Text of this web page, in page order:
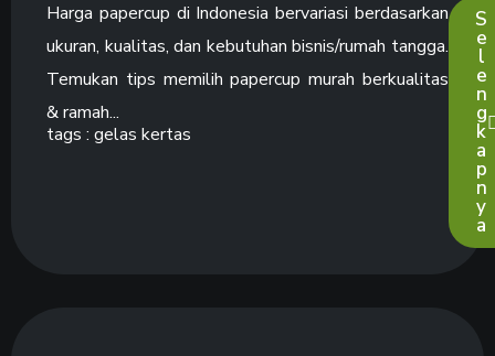
Harga papercup di Indonesia bervariasi berdasarkan
ukuran, kualitas, dan kebutuhan bisnis/rumah tangga.
Temukan tips memilih papercup murah berkualitas
& ramah...
tags : gelas kertas
S
e
l
e
n
g
k
a
p
n
y
a